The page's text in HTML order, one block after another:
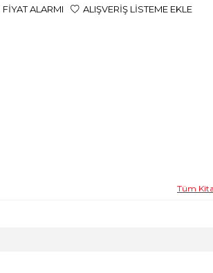
FIYAT ALARMI ALIŞVERIŞ LISTEME EKLE
Tüm